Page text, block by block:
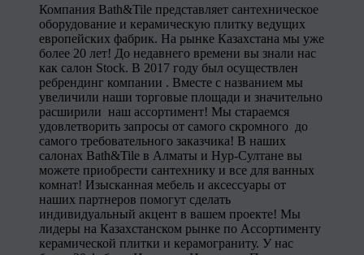
Компания Bath&Tile представляет сантехническое
оборудование и керамическую плитку ведущих
европейских фабрик. На рынке Казахстана мы уже
более 20 лет! До недавнего времени вы знали нас
как салон Stock. В 2017 году был осуществлен
ребрендинг компании . Вместе с названием мы
увеличили наши торговые площади и значительно
расширили наш ассортимент! Мы стараемся
удовлетворить запросы от самого скромного до
самого требовательного заказчика! В наших
салонах Bath&Tile в Алматы и Нур-Султане вы
можете приобрести сантехнику и все для ванных
комнат! Изысканная мебель и аксессуары от
наших партнеров помогут сделать
индивидуальный акцент в вашем проекте! Мы
лидеры на Казахстанском рынке по Ассортименту
керамической плитки и керамограниту. У нас